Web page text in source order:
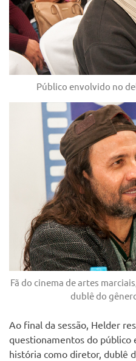
Público envolvido no
Fã do cinema de artes
dublê do
Ao final da sessão, Helder
questionamentos do público
história como diretor, dublê